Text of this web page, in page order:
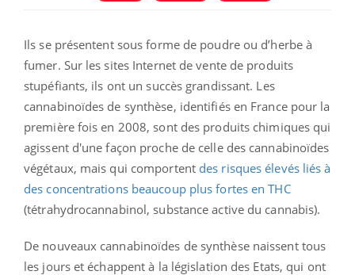
Ils se présentent sous forme de poudre ou d’herbe à
fumer. Sur les sites Internet de vente de produits
stupéfiants, ils ont un succès grandissant. Les
cannabinoïdes de synthèse, identifiés en France pour la
première fois en 2008, sont des produits chimiques qui
agissent d'une façon proche de celle des cannabinoïdes
végétaux, mais qui comportent des risques élevés liés à
des concentrations beaucoup plus fortes en THC
(tétrahydrocannabinol, substance active du cannabis).
De nouveaux cannabinoïdes de synthèse naissent tous
les jours et échappent à la législation des Etats, qui ont